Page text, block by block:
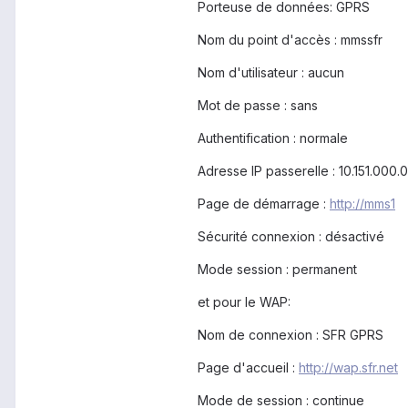
Porteuse de données: GPRS
Nom du point d'accès : mmssfr
Nom d'utilisateur : aucun
Mot de passe : sans
Authentification : normale
Adresse IP passerelle :
Page de démarrage : http://mms1
Sécurité connexion : désactivé
Mode session : permanent
et pour le WAP:
Nom de connexion : SFR GPRS
Page d'accueil : http://wap.sfr.net
Mode de session : continue